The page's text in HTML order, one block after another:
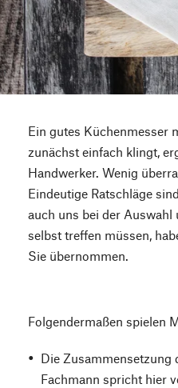
Ein gutes Küchenmesser
zunächst einfach klingt,
Handwerker. Wenig
Eindeutige Ratschläge
auch uns bei der Auswahl
selbst treffen müssen,
Sie übernommen.
Folgendermaßen spielen
Die Zusammensetzung
Fachmann spricht hier